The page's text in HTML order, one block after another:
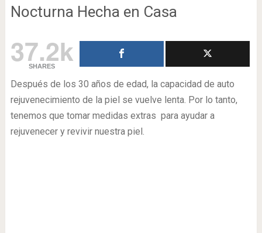
Nocturna Hecha en Casa
37.2k
SHARES
Después de los 30 años de edad, la capacidad de auto
rejuvenecimiento de la piel se vuelve lenta. Por lo tanto,
tenemos que tomar medidas extras para ayudar a
rejuvenecer y revivir nuestra piel.